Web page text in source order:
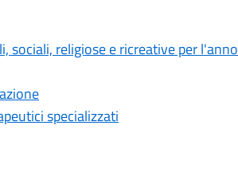
sociali, religiose e ricreative per l'anno
specializzati